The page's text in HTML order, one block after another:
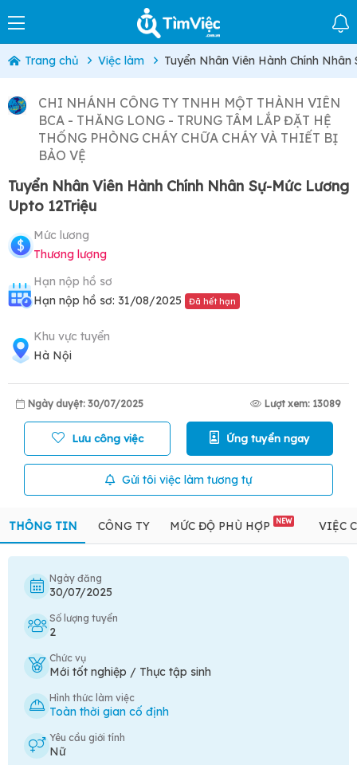
Trang chủ Việc làm Tuyển Nhân Viên Hành Chính
CHI NHÁNH CÔNG TY TNHH MỘT THÀNH VIÊN
BCA - THĂNG LONG - TRUNG TÂM LẮP ĐẶT HỆ
THỐNG PHÒNG CHÁY CHỮA CHÁY VÀ THIẾT BỊ
BẢO VỆ
Tuyển Nhân Viên Hành Chính Nhân Sự-Mức Lương
Upto 12Triệu
Mức lương
Thương lượng
Hạn nộp hồ sơ
Hạn nộp hồ sơ: 31/08/2025
Đã hết hạn
Khu vực tuyển
Hà Nội
Ngày duyệt: 30/07/2025 Lượt xem: 13089
Lưu công việc Ứng tuyển ngay
Gửi tôi việc làm tương tự
THÔNG TIN CÔNG TY MỨC ĐỘ PHÙ HỢP NEW VIỆC
Ngày đăng
30/07/2025
Số lượng tuyển
2
Chức vụ
Mới tốt nghiệp / Thực tập sinh
Hình thức làm việc
Toàn thời gian cố định
Yêu cầu giới tính
Nữ